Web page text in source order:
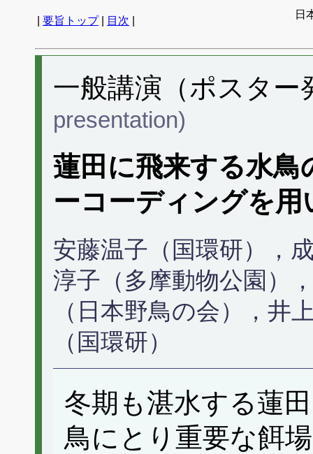
要旨トップ| 目次
日
一般講演（ポスタ
presentation)
蓮田に飛来する水鳥
ーコーディングを
安藤温子（国環研），
淳子（多摩動物公園）
（日本野鳥の会），井
（国環研）
冬期も湛水する蓮
鳥にとり重要な餌